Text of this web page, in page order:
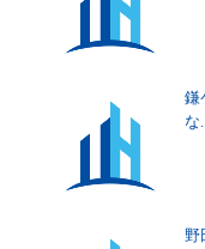
鎌
な
野